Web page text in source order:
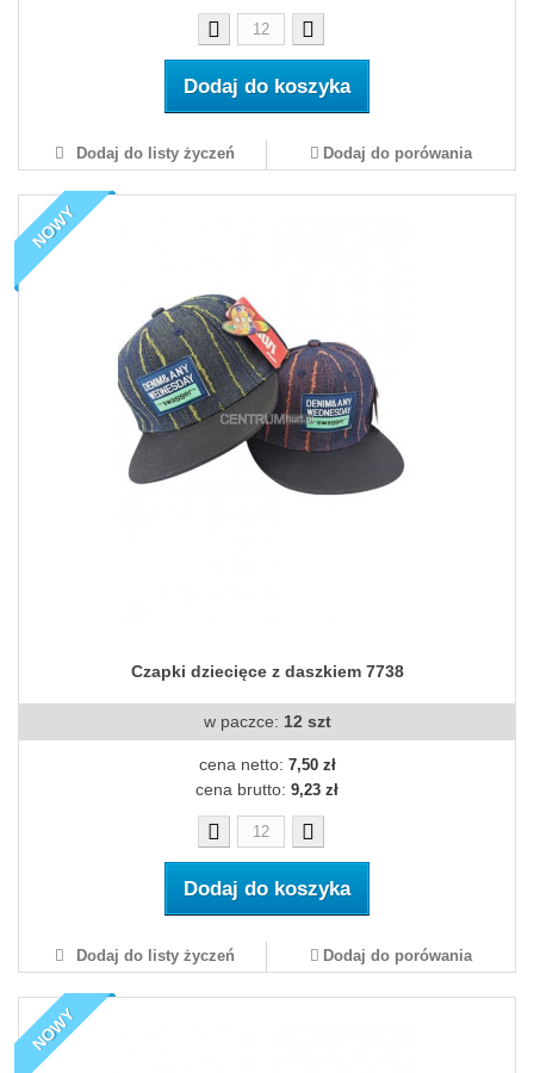
Dodaj do koszyka
Dodaj do listy życzeń Dodaj do porówania
NOWY
Czapki dziecięce z daszkiem 7738
w paczce: 12 szt
cena netto: 7,50 zł
cena brutto: 9,23 zł
Dodaj do koszyka
Dodaj do listy życzeń Dodaj do porówania
NOWY